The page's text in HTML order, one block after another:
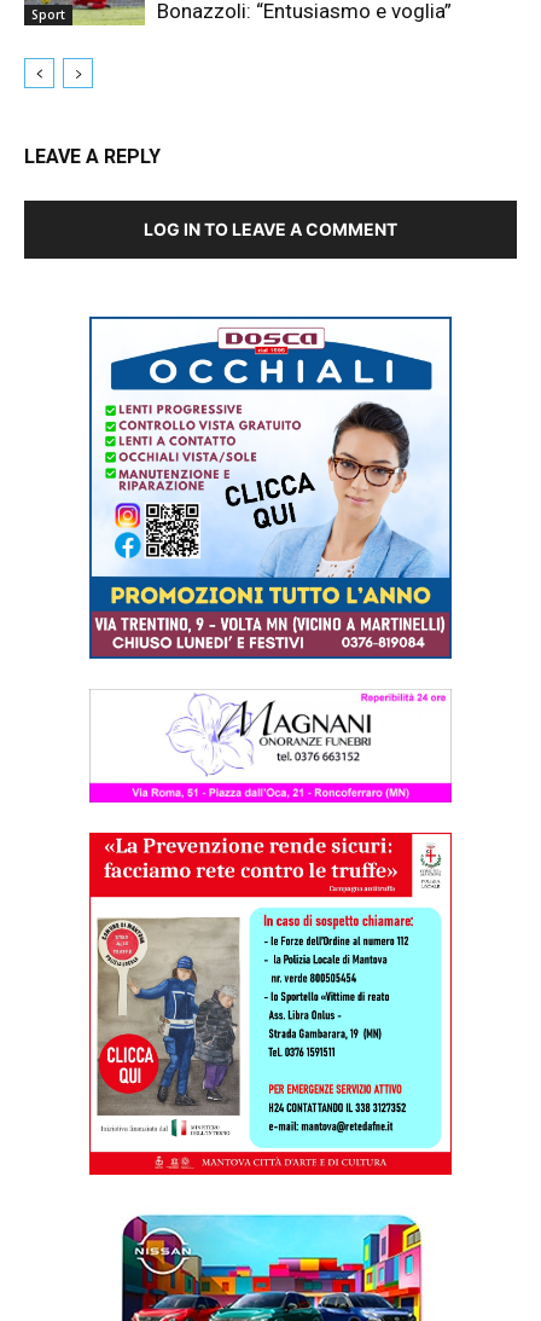
Sport Bonazzoli: “Entusiasmo e voglia”
LEAVE A REPLY
LOG IN TO LEAVE A COMMENT